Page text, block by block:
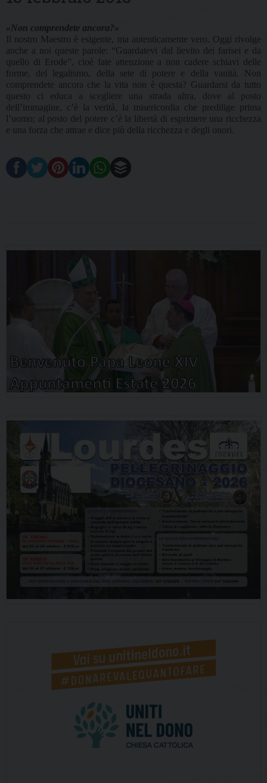
«Non comprendete ancora?»
Il nostro Maestro è esigente, ma autenticamente vero. Oggi rivolge
anche a noi queste parole: “Guardatevi dal lievito dei farisei e da
quello di Erode”, cioè fate attenzione a non cadere schiavi delle
forme, del legalismo, della sete di potere e della vanità. Non
comprendete ancora che la vita non è questa? Guardarsi da tutto
questo ci educa a scegliere una strada altra, dove al posto
dell’immagine, c’è la verità, la misericordia che predilige prima
l’uomo; al posto del potere c’è la libertà di esprimere una ricchezza
e una forza che attrae e dice più della ricchezza e degli onori.